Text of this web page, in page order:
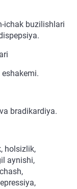
ichak buzilishlari
bradikardiya.
holsizlik,
aynishi,